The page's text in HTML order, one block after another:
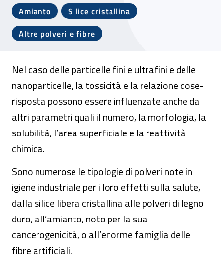
Amianto
Silice cristallina
Altre polveri e fibre
Nel caso delle particelle fini e ultrafini e delle
nanoparticelle, la tossicità e la relazione dose-
risposta possono essere influenzate anche da
altri parametri quali il numero, la morfologia, la
solubilità, l’area superficiale e la reattività
chimica.
Sono numerose le tipologie di polveri note in
igiene industriale per i loro effetti sulla salute,
dalla silice libera cristallina alle polveri di legno
duro, all’amianto, noto per la sua
cancerogenicità, o all’enorme famiglia delle
fibre artificiali.